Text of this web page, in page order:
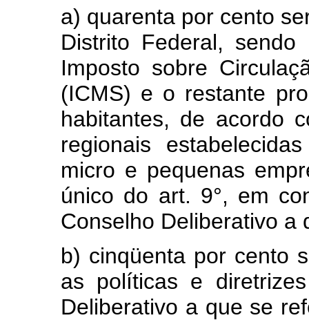
a) quarenta por cento
Distrito Federal, sendo
Imposto sobre
(ICMS) e o restante
habitantes, de acordo
regionais
micro e pequenas
único do art. 9°, em
Conselho Deliberativo a
b) cinqüenta por cento
as políticas e
Deliberativo a que se